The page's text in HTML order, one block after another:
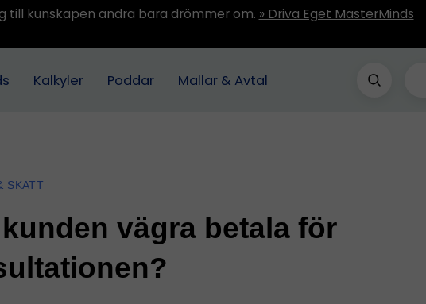
till kunskapen andra bara drömmer om. » Driva Eget MasterMinds
Kalkyler Poddar Mallar & Avtal
SKATT
vägra betala för